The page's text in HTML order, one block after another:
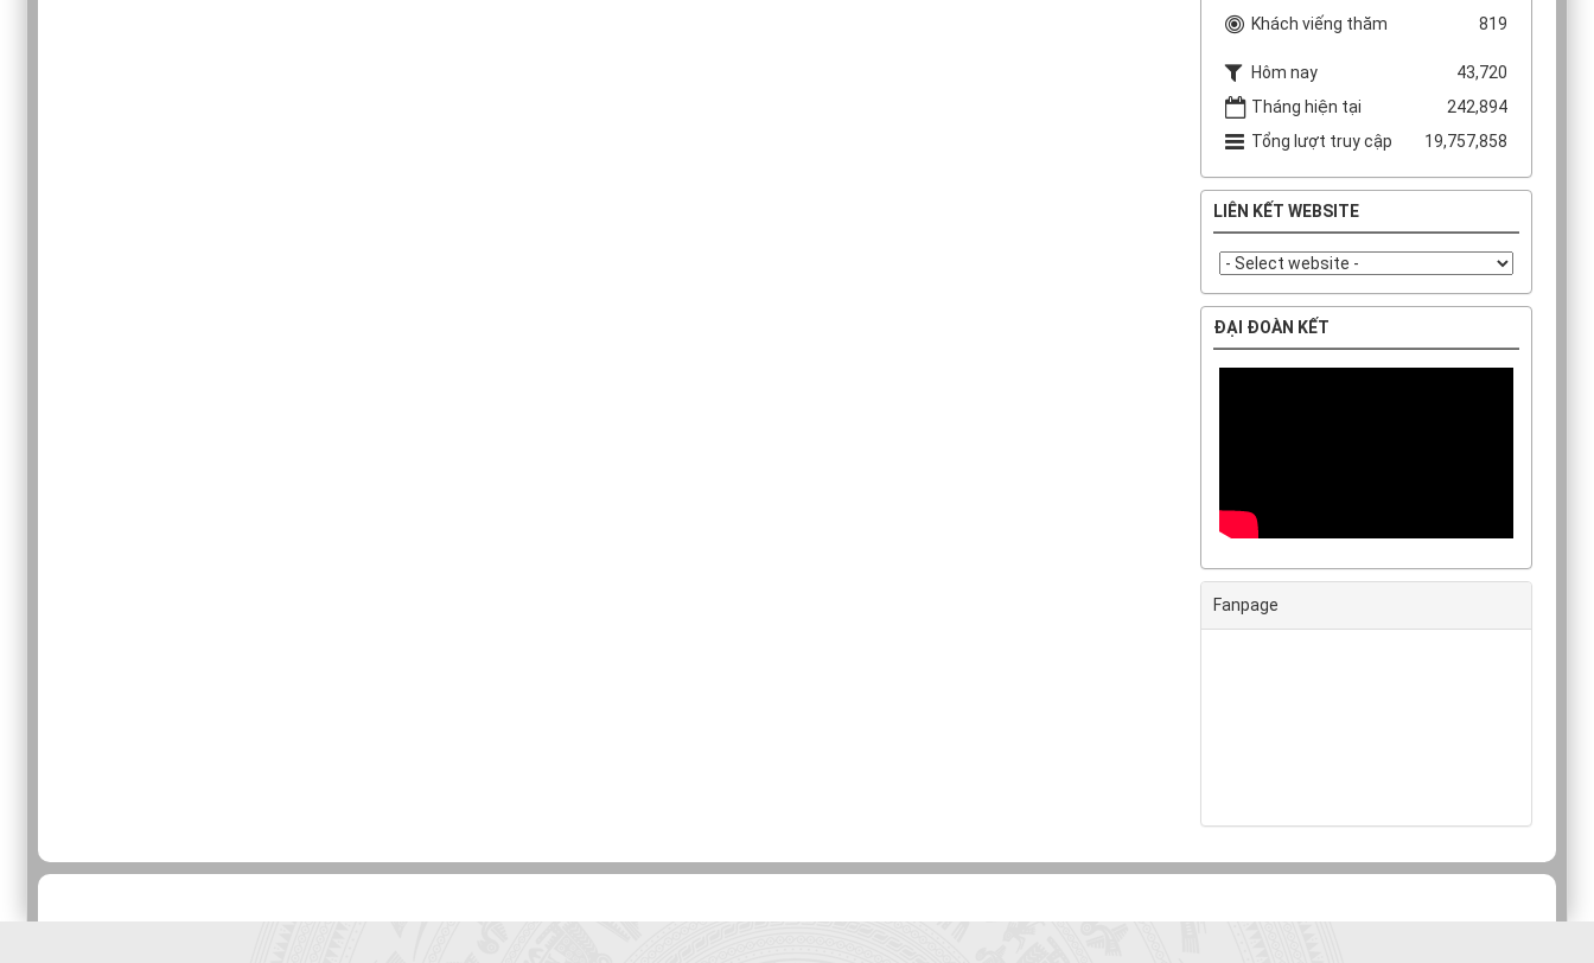
Khách viếng thăm
819
Hôm nay
43,720
Tháng hiện tại
242,894
Tổng lượt truy cập
19,757,858
LIÊN KẾT WEBSITE
ĐẠI ĐOÀN KẾT
Fanpage